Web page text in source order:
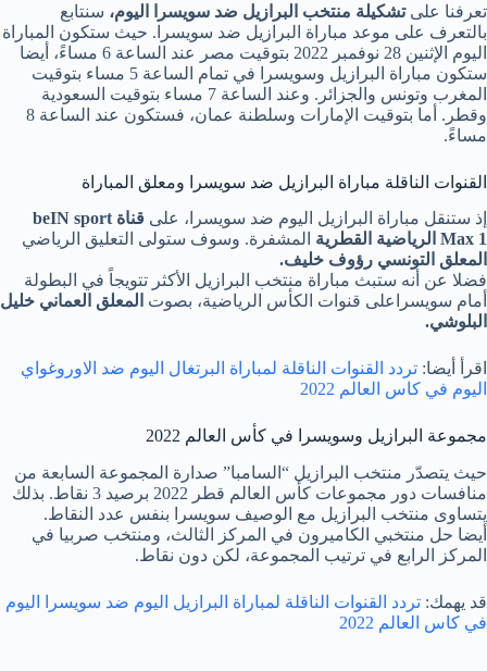
تعرفنا علىتشكيلة منتخب البرازيل ضد سويسرا اليوم، سنتابع
بالتعرف على موعد مباراة البرازيل ضد سويسرا. حيث ستكون المباراة
اليوم الإثنين 28 نوفمبر 2022 بتوقيت مصر عند الساعة 6 مساءً، أيضا
ستكون مباراة البرازيل وسويسرا في تمام الساعة 5 مساء بتوقيت
المغرب وتونس والجزائر. وعند الساعة 7 مساء بتوقيت السعودية
وقطر. أما بتوقيت الإمارات وسلطنة عمان، فستكون عند الساعة 8
مساءً.
القنوات الناقلة مباراة البرازيل ضد سويسرا ومعلق المباراة
إذ ستنقل مباراة البرازيل اليوم ضد سويسرا، على
قناة beIN sport
Max 1 الرياضية القطرية
المشفرة. وسوف ستولى التعليق الرياضي
المعلق التونسي رؤوف خليف.
فضلا عن أنه ستبث مباراة منتخب البرازيل الأكثر تتويجاً في البطولة
أمام سويسراعلى قنوات الكأس الرياضية، بصوت المعلق العماني خليل
البلوشي.
اقرأ أيضا: تردد القنوات الناقلة لمباراة البرتغال اليوم ضد الاوروغواي
اليوم في كاس العالم 2022
مجموعة البرازيل وسويسرا في كأس العالم 2022
حيث يتصدّر منتخب البرازيل “السامبا” صدارة المجموعة السابعة من
منافسات دور مجموعات كأس العالم قطر 2022 برصيد 3 نقاط. بذلك
يتساوى منتخب البرازيل مع الوصيف سويسرا بنفس عدد النقاط.
أيضا حل منتخبي الكاميرون في المركز الثالث، ومنتخب صربيا في
المركز الرابع في ترتيب المجموعة، لكن دون نقاط.
قد يهمك: تردد القنوات الناقلة لمباراة البرازيل اليوم ضد سويسرا اليوم
في كاس العالم 2022